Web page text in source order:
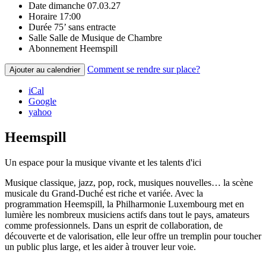
Date dimanche 07.03.27
Horaire 17:00
Durée 75’ sans entracte
Salle Salle de Musique de Chambre
Abonnement Heemspill
Ajouter au calendrier Comment se rendre sur place?
iCal
Google
yahoo
Heemspill
Un espace pour la musique vivante et les talents d'ici
Musique classique, jazz, pop, rock, musiques nouvelles… la scène
musicale du Grand-Duché est riche et variée. Avec la
programmation Heemspill, la Philharmonie Luxembourg met en
lumière les nombreux musiciens actifs dans tout le pays, amateurs
comme professionnels. Dans un esprit de collaboration, de
découverte et de valorisation, elle leur offre un tremplin pour toucher
un public plus large, et les aider à trouver leur voie.